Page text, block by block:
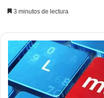
3 minutos de lectura